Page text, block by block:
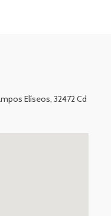
Elíseos, 32472 Cd